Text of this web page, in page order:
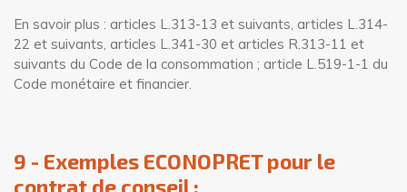
En savoir plus : articles L.313-13 et suivants, articles L.314-
22 et suivants, articles L.341-30 et articles R.313-11 et
suivants du Code de la consommation ; article L.519-1-1 du
Code monétaire et financier.
9 - Exemples ECONOPRET pour le
contrat de conseil :